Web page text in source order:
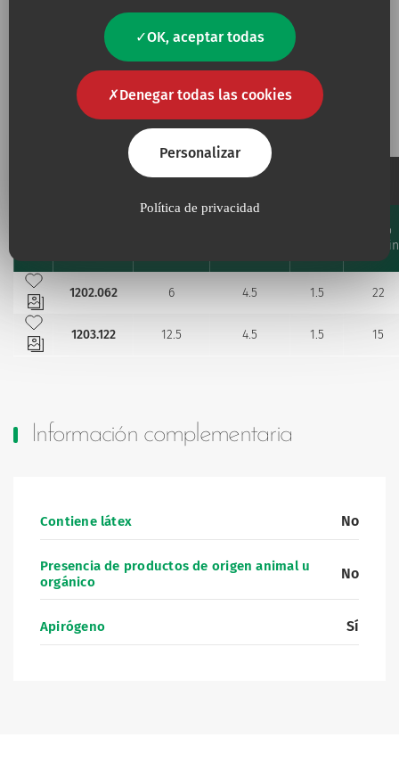
OK, aceptar todas
Denegar todas las cookies
Personalizar
Política de privacidad
Referencias y especificaciones
Catéter
Flujo
ml/min
Añadir a mis favoritos
1202.062
6 4.5 1.5
22
Añadir a mis favoritos
1203.122
12.5 4.5 1.5 15
Información complementaria
Contiene látex No
Presencia de productos de origen animal u
orgánico
No
Apirógeno Sí